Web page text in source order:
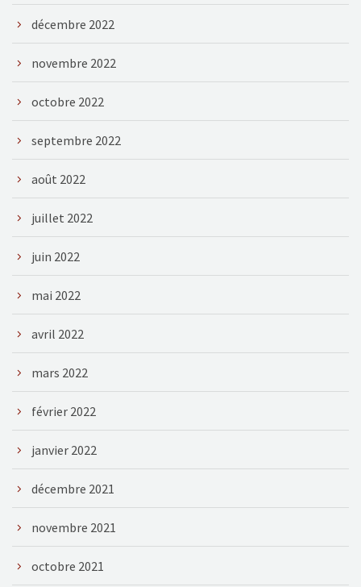
décembre 2022
novembre 2022
octobre 2022
septembre 2022
août 2022
juillet 2022
juin 2022
mai 2022
avril 2022
mars 2022
février 2022
janvier 2022
décembre 2021
novembre 2021
octobre 2021